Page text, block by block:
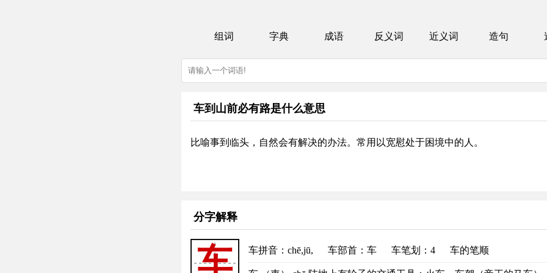
组词 字典 成语 反义词 近义词 造句
车到山前必有路是什么意思
比喻事到临头，自然会有解决的办法。常用以宽慰处于困境中的人。
分字解释
车 车拼音 ：chē,jū, 车部首 ：车 车笔划：4 车的笔顺